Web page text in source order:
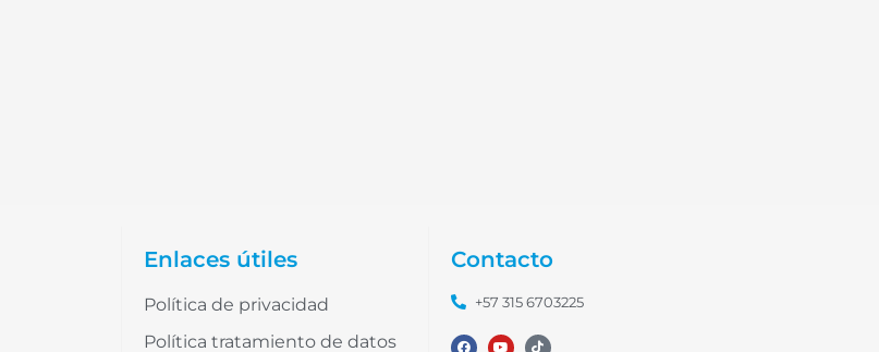
Enlaces útiles
Política de privacidad
Política tratamiento de datos
Contacto
+57 315 6703225